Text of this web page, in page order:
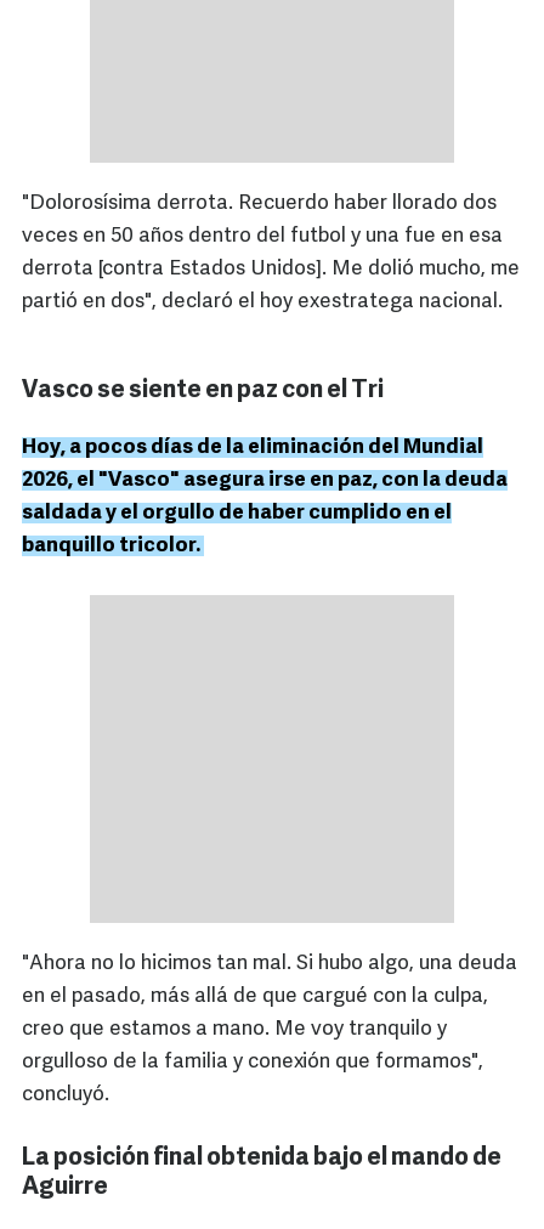
"Dolorosísima derrota. Recuerdo haber llorado dos
veces en 50 años dentro del futbol y una fue en esa
derrota [contra Estados Unidos]. Me dolió mucho, me
partió en dos", declaró el hoy exestratega nacional.
Vasco se siente en paz con el Tri
Hoy, a pocos días de la eliminación del Mundial
2026, el "Vasco" asegura irse en paz, con la deuda
saldada y el orgullo de haber cumplido en el
banquillo tricolor.
"Ahora no lo hicimos tan mal. Si hubo algo, una deuda
en el pasado, más allá de que cargué con la culpa,
creo que estamos a mano. Me voy tranquilo y
orgulloso de la familia y conexión que formamos",
concluyó.
La posición final obtenida bajo el mando de
Aguirre